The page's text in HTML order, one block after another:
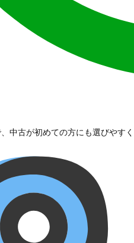
中古が初めての方にも選びやす